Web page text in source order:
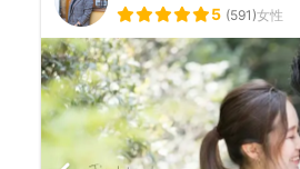
5 (591)女性